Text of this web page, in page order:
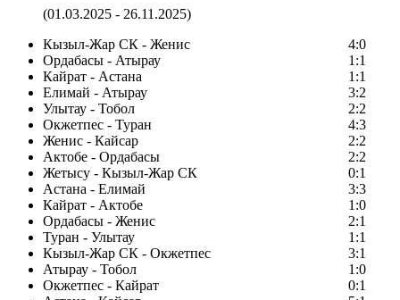
(01.03.2025 - 26.11.2025)
Кызыл-Жар СК - Женис
4:0
Ордабасы - Атырау
1:1
Кайрат - Астана
1:1
Елимай - Атырау
3:2
Улытау - Тобол
2:2
Окжетпес - Туран
4:3
Женис - Кайсар
2:2
Актобе - Ордабасы
2:2
Жетысу - Кызыл-Жар СК
0:1
Астана - Елимай
3:3
Кайрат - Актобе
1:0
Ордабасы - Женис
2:1
Туран - Улытау
1:1
Кызыл-Жар СК - Окжетпес
3:1
Атырау - Тобол
1:0
Окжетпес - Кайрат
0:1